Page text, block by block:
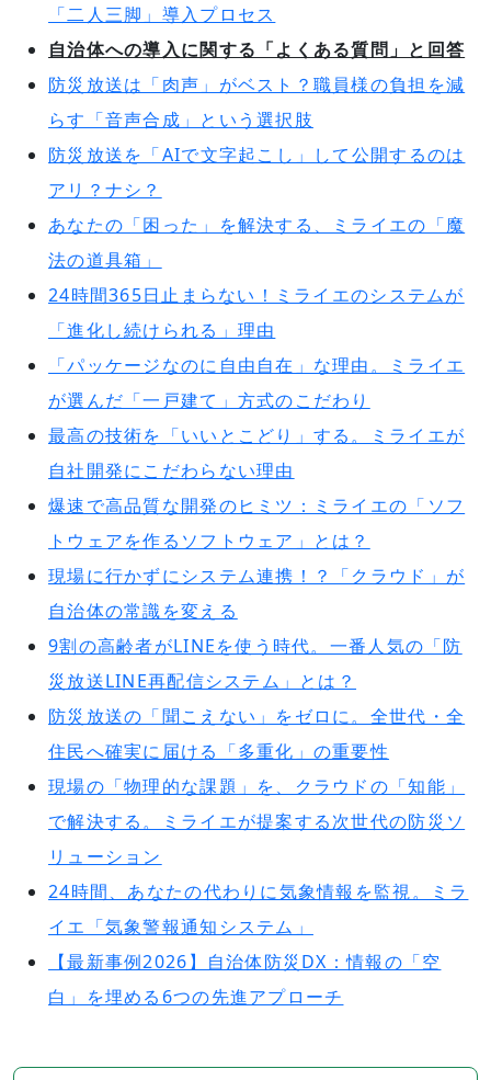
「二人三脚」導入プロセス
自治体への導入に関する「よくある質問」と回答
防災放送は「肉声」がベスト？職員様の負担を減
らす「音声合成」という選択肢
防災放送を「AIで文字起こし」して公開するのは
アリ？ナシ？
あなたの「困った」を解決する、ミライエの「魔
法の道具箱」
24時間365日止まらない！ミライエのシステムが
「進化し続けられる」理由
「パッケージなのに自由自在」な理由。ミライエ
が選んだ「一戸建て」方式のこだわり
最高の技術を「いいとこどり」する。ミライエが
自社開発にこだわらない理由
爆速で高品質な開発のヒミツ：ミライエの「ソフ
トウェアを作るソフトウェア」とは？
現場に行かずにシステム連携！？「クラウド」が
自治体の常識を変える
9割の高齢者がLINEを使う時代。一番人気の「防
災放送LINE再配信システム」とは？
防災放送の「聞こえない」をゼロに。全世代・全
住民へ確実に届ける「多重化」の重要性
現場の「物理的な課題」を、クラウドの「知能」
で解決する。ミライエが提案する次世代の防災ソ
リューション
24時間、あなたの代わりに気象情報を監視。ミラ
イエ「気象警報通知システム」
【最新事例2026】自治体防災DX：情報の「空
白」を埋める6つの先進アプローチ